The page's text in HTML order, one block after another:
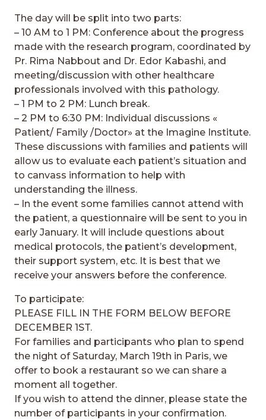
The day will be split into two parts:
– 10 AM to 1 PM: Conference about the progress
made with the research program, coordinated by
Pr. Rima Nabbout and Dr. Edor Kabashi, and
meeting/discussion with other healthcare
professionals involved with this pathology.
– 1 PM to 2 PM: Lunch break.
– 2 PM to 6:30 PM: Individual discussions «
Patient/ Family /Doctor» at the Imagine Institute.
These discussions with families and patients will
allow us to evaluate each patient’s situation and
to canvass information to help with
understanding the illness.
– In the event some families cannot attend with
the patient, a questionnaire will be sent to you in
early January. It will include questions about
medical protocols, the patient’s development,
their support system, etc. It is best that we
receive your answers before the conference.
To participate:
PLEASE FILL IN THE FORM BELOW BEFORE
DECEMBER 1ST.
For families and participants who plan to spend
the night of Saturday, March 19th in Paris, we
offer to book a restaurant so we can share a
moment all together.
If you wish to attend the dinner, please state the
number of participants in your confirmation.